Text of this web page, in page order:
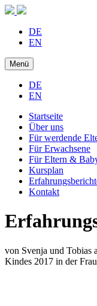
DE
EN
Menü
DE
EN
Startseite
Über uns
Für werdende
Für Erwachsene
Für Eltern &
Kursplan
Kontakt
von Svenja und Tobias
Kindes 2017 in der